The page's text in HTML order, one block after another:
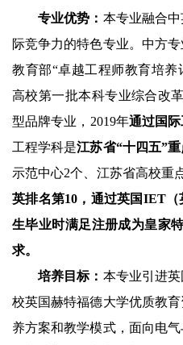
专业优势： 本专业融合
际竞争力的特色专业。中方专
教育部“卓越工程师教育培养
高校第一批本科专业综合改
型品牌专业， 2019年通过国
工程学科是江苏省“十四五”
示范中心2个、江苏省高校重
英排名第10 ，通过英国IET（
生毕业时满足注册成为皇家
求。
培养目标： 本专业引进
校英国赫特福德大学优质教
养方案和教学模式，面向电